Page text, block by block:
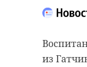
из